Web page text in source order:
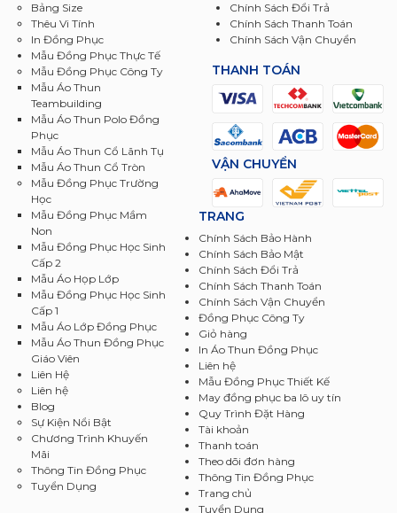
Bảng Size
Thêu Vi Tính
In Đồng Phục
Mẫu Đồng Phục Thực Tế
Mẫu Đồng Phục Công Ty
Mẫu Áo Thun
Teambuilding
Mẫu Áo Thun Polo Đồng
Phục
Mẫu Áo Thun Cổ Lãnh Tụ
Mẫu Áo Thun Cổ Tròn
Mẫu Đồng Phục Trường
Học
Mẫu Đồng Phục Mầm
Non
Mẫu Đồng Phục Học Sinh
Cấp 2
Mẫu Áo Họp Lớp
Mẫu Đồng Phục Học Sinh
Cấp 1
Mẫu Áo Lớp Đồng Phục
Mẫu Áo Thun Đồng Phục
Giáo Viên
Liên Hệ
Liên hệ
Blog
Sự Kiện Nổi Bật
Chương Trình Khuyến
Mãi
Thông Tin Đồng Phục
Tuyển Dụng
Chính Sách Đổi Trả
Chính Sách Thanh Toán
Chính Sách Vận Chuyển
THANH TOÁN
VẬN CHUYỂN
TRANG
Chính Sách Bảo Hành
Chính Sách Bảo Mật
Chính Sách Đổi Trả
Chính Sách Thanh Toán
Chính Sách Vận Chuyển
Đồng Phục Công Ty
Giỏ hàng
In Áo Thun Đồng Phục
Liên hệ
Mẫu Đồng Phục Thiết Kế
May đồng phục ba lô uy tín
Quy Trình Đặt Hàng
Tài khoản
Thanh toán
Theo dõi đơn hàng
Thông Tin Đồng Phục
Trang chủ
Tuyển Dụng